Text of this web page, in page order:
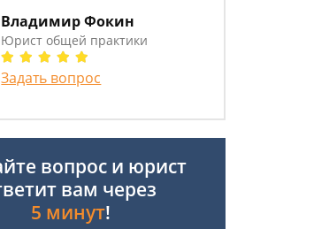
Владимир Фокин
Юрист общей практики
Задать вопрос
вопрос и юрист
вам через
5 минут!